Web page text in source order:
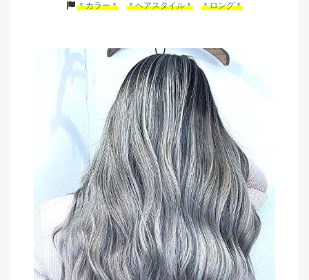
＊カラー＊ ＊ヘアスタイル＊ ＊ロング＊